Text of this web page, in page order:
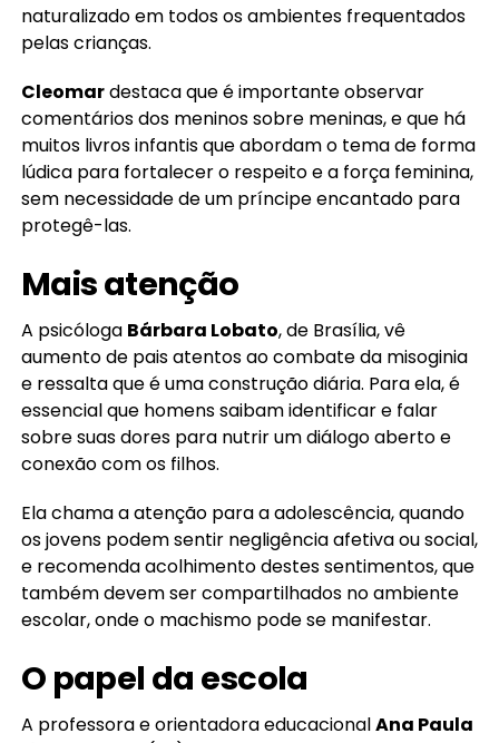
naturalizado em todos os ambientes frequentados
pelas crianças.
Cleomardestaca que é importante observar
comentários dos meninos sobre meninas, e que há
muitos livros infantis que abordam o tema de forma
lúdica para fortalecer o respeito e a força feminina,
sem necessidade de um príncipe encantado para
protegê-las.
Mais atenção
A psicóloga Bárbara Lobato, de Brasília, vê
aumento de pais atentos ao combate da misoginia
e ressalta que é uma construção diária. Para ela, é
essencial que homens saibam identificar e falar
sobre suas dores para nutrir um diálogo aberto e
conexão com os filhos.
Ela chama a atenção para a adolescência, quando
os jovens podem sentir negligência afetiva ou social,
e recomenda acolhimento destes sentimentos, que
também devem ser compartilhados no ambiente
escolar, onde o machismo pode se manifestar.
O papel da escola
A professora e orientadora educacionalAna Paula